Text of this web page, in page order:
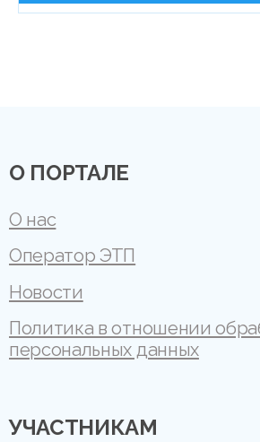
О ПОРТАЛЕ
О нас
Оператор ЭТП
Новости
Политика в отношении
персональных данных
УЧАСТНИКАМ